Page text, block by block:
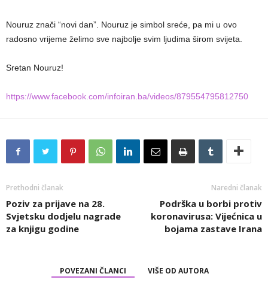
Nouruz znači “novi dan”. Nouruz je simbol sreće, pa mi u ovo
radosno vrijeme želimo sve najbolje svim ljudima širom svijeta.
Sretan Nouruz!
https://www.facebook.com/infoiran.ba/videos/879554795812750
Prethodni članak
Poziv za prijave na 28.
Svjetsku dodjelu nagrade
za knjigu godine
Naredni članak
Podrška u borbi protiv
koronavirusa: Vijećnica u
bojama zastave Irana
POVEZANI ČLANCI VIŠE OD AUTORA